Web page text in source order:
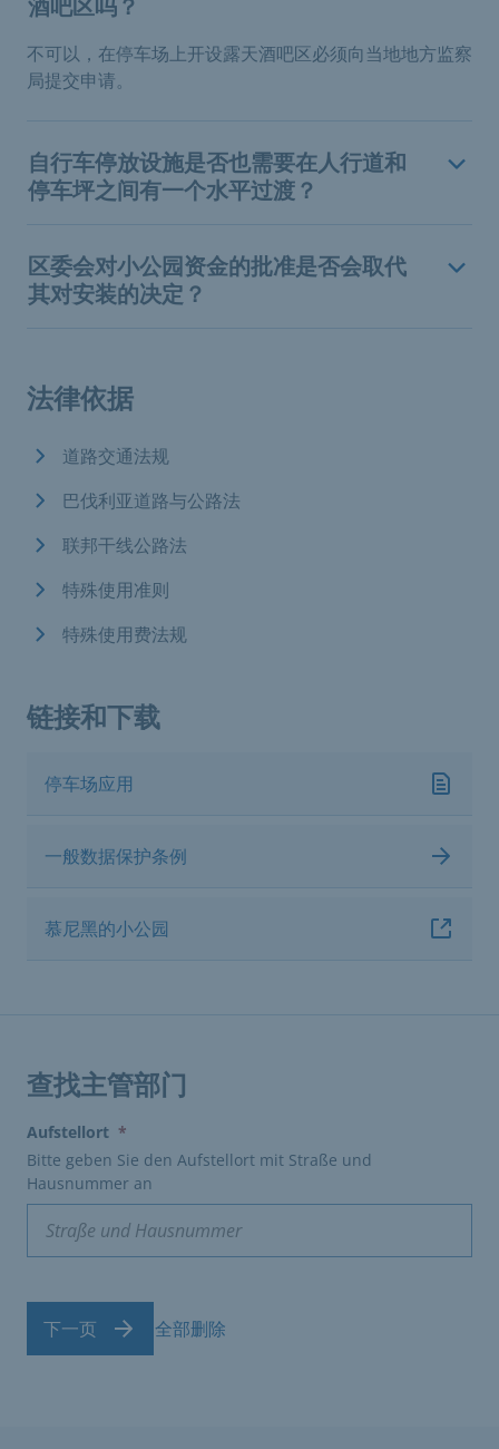
酒吧区吗？
不可以，在停车场上开设露天酒吧区必须向当地地方监察
局提交申请。
自行车停放设施是否也需要在人行道和
停车坪之间有一个水平过渡？
区委会对小公园资金的批准是否会取代
其对安装的决定？
法律依据
道路交通法规
巴伐利亚道路与公路法
联邦干线公路法
特殊使用准则
特殊使用费法规
链接和下载
停车场应用
一般数据保护条例
慕尼黑的小公园
查找主管部门
Aufstellort *
Bitte geben Sie den Aufstellort mit Straße und
Hausnummer an
下一页 全部删除